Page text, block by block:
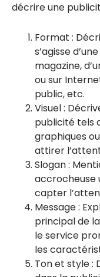
décrire une
Format :
s’agisse
magazine,
ou sur
public, etc.
Visuel :
publicité tels
graphiques
attirer
Slogan :
accrocheuse
capter
Message :
principal de
le service
les
Ton et style :